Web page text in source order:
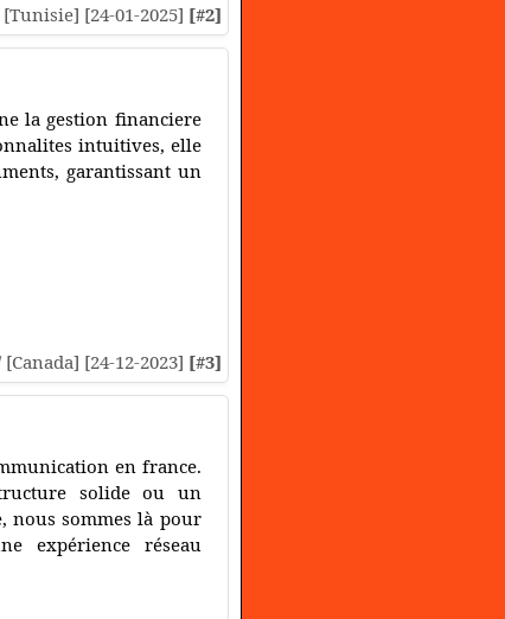
[Tunisie] [24-01-2025] [#2]
la gestion financiere
intuitives, elle
garantissant un
[Canada] [24-12-2023] [#3]
en france.
solide ou un
nous sommes là pour
expérience réseau